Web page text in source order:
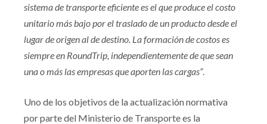
sistema de transporte eficiente es el que produce el costo
unitario más bajo por el traslado de un producto desde el
lugar de origen al de destino. La formación de costos es
siempre en RoundTrip, independientemente de que sean
una o más las empresas que aporten las cargas”.
Uno de los objetivos de la actualización normativa
por parte del Ministerio de Transporte es la